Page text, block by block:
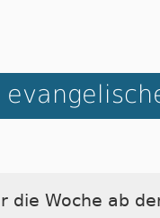
die Woche ab